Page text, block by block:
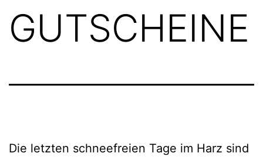
GUTSCHEINE
Die letzten schneefreien Tage im Harz sind